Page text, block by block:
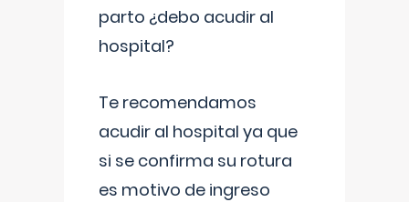
parto ¿debo acudir al
hospital?
Te recomendamos
acudir al hospital ya que
si se confirma su rotura
es motivo de ingreso